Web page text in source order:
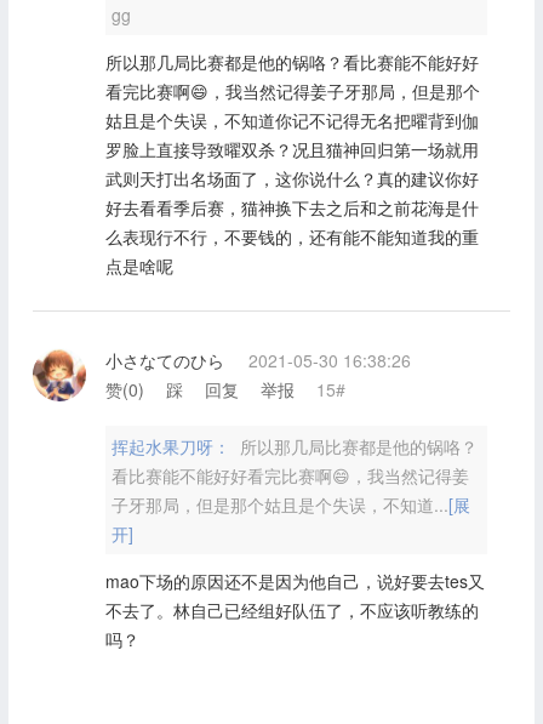
gg
所以那几局比赛都是他的锅咯？看比赛能不能好好
看完比赛啊😄，我当然记得姜子牙那局，但是那个
姑且是个失误，不知道你记不记得无名把曜背到伽
罗脸上直接导致曜双杀？况且猫神回归第一场就用
武则天打出名场面了，这你说什么？真的建议你好
好去看看季后赛，猫神换下去之后和之前花海是什
么表现行不行，不要钱的，还有能不能知道我的重
点是啥呢
小さなてのひら
2021-05-30 16:38:26
赞(0) 踩 回复 举报 15#
挥起水果刀呀：
所以那几局比赛都是他的锅咯？
看比赛能不能好好看完比赛啊😄，我当然记得姜
子牙那局，但是那个姑且是个失误，不知道...[展
开]
mao下场的原因还不是因为他自己，说好要去tes又
不去了。林自己已经组好队伍了，不应该听教练的
吗？